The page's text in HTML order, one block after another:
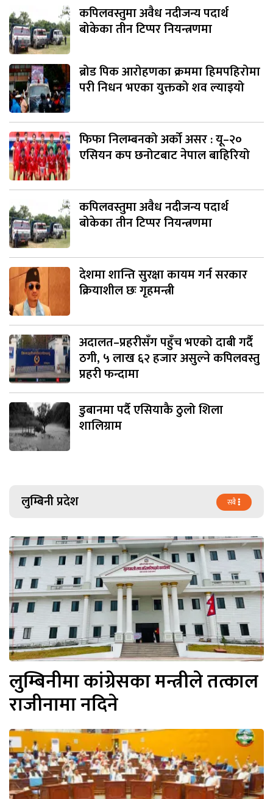
कपिलवस्तुमा अवैध नदीजन्य पदार्थ
बोकेका तीन टिप्पर नियन्त्रणमा
ब्रोड पिक आरोहणका क्रममा हिमपहिरोमा
परी निधन भएका युक्तको शव ल्याइयो
फिफा निलम्बनको अर्को असर : यू–२०
एसियन कप छनोटबाट नेपाल बाहिरियो
कपिलवस्तुमा अवैध नदीजन्य पदार्थ
बोकेका तीन टिप्पर नियन्त्रणमा
देशमा शान्ति सुरक्षा कायम गर्न सरकार
क्रियाशील छः गृहमन्त्री
अदालत–प्रहरीसँग पहुँच भएको दाबी गर्दै
ठगी, ५ लाख ६२ हजार असुल्ने कपिलवस्तु
प्रहरी फन्दामा
डुबानमा पर्दै एसियाकै ठुलो शिला
शालिग्राम
लुम्बिनी प्रदेश सबै
लुम्बिनीमा कांग्रेसका मन्त्रीले तत्काल
राजीनामा नदिने